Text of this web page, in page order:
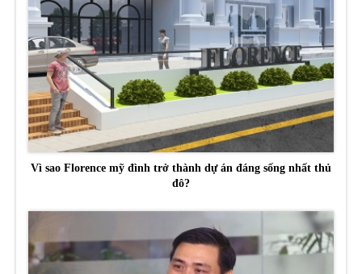
Vì sao Florence mỹ đình trở thành dự án đáng sống nhất thủ
đô?